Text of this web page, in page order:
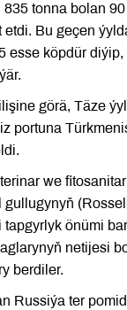
835 tonna bolan
etdi. Bu geçen
esse köpdür diýip,
görä, Täze
portuna
we
gullugynyň
tapgyrlyk önümi
netijesi
berdiler.
Russiýa ter